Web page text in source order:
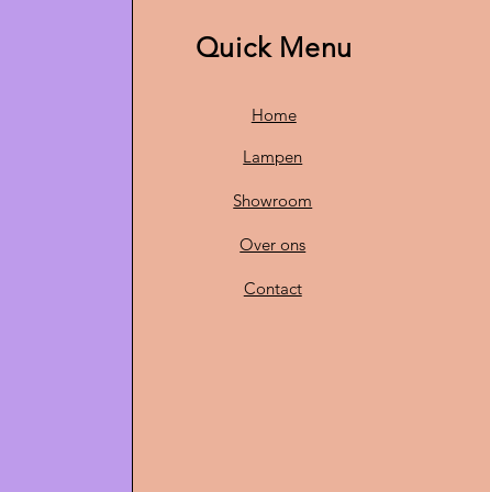
Quick Menu
Home
Lampen
Showroom
Over ons
Contact